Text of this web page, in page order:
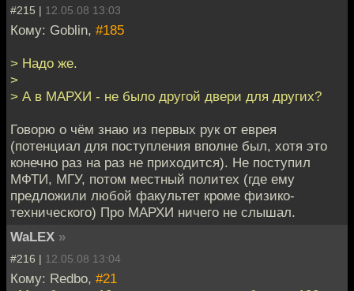
#215 | 12.05.08 13:03
Кому: Goblin, #185
> Надо же.
>
> А в МАРХИ - не было другой двери для других?
Говорю о чём знаю из первых рук от еврея
(потенциал для поступления вполне был, хотя это
конечно раз на раз не приходится). Не поступил
МФТИ, МГУ, потом местный политех (где ему
предложили любой факультет кроме физико-
технического) Про МАРХИ ничего не слышал.
WaLEX »
#216 | 12.05.08 13:04
Кому: Redbo, #21